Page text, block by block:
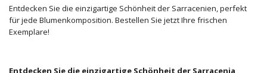
Entdecken Sie die einzigartige Schönheit der Sarracenien, perfekt
für jede Blumenkomposition. Bestellen Sie jetzt Ihre frischen
Exemplare!
Entdecken Sie die einzigartige Schönheit der Sarracenia